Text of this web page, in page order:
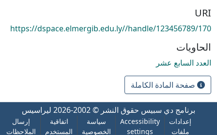
URI
https://dspace.elmergib.edu.ly//handle/123456789/170
الحاويات
العدد السابع عشر
صفحة المادة الكاملة
برنامج دي سبيس حقوق النشر © 2002-2026 ليراسيس
إعدادات
ملفات
Accessibility
settings
سياسة
الخصوصية
اتفاقية
المستخدم
إرسال
الملاحظات